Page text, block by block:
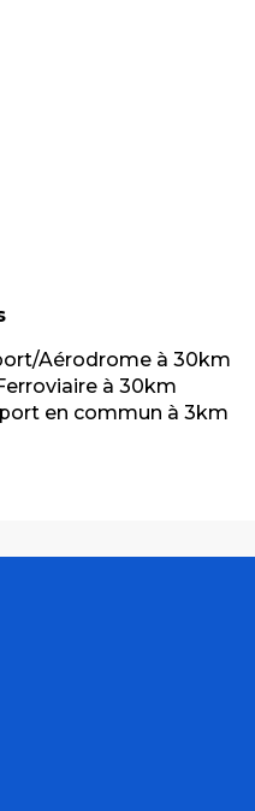
Aérodrome à 30km
à 30km
en commun à 3km